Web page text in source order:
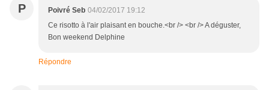
P Poivré Seb 04/02/2017 19:12
Ce risotto à l'air plaisant en bouche.<br /> <br /> A déguster,
Bon weekend Delphine
Répondre